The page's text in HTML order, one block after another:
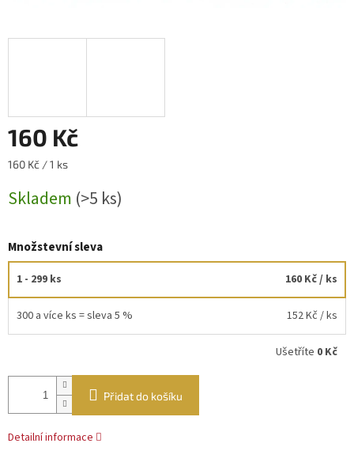
160 Kč
Měrná
160 Kč / 1 ks
Skladem (>5 ks)
Množstevní sleva
1 - 299 ks 160 Kč/ ks
300 a více ks = sleva 5 % 152 Kč / ks
Ušetříte 0 Kč
Přidat do košíku
Detailní informace